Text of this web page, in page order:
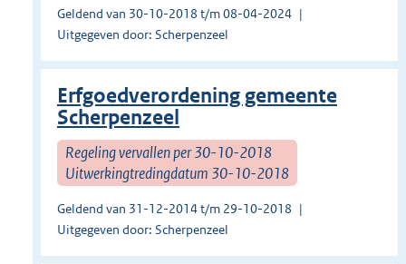
Geldend van 30-10-2018 t/m 08-04-2024
Uitgegeven door: Scherpenzeel
Erfgoedverordening gemeente
Scherpenzeel
Regeling vervallen per 30-10-2018
Uitwerkingtredingdatum 30-10-2018
Geldend van 31-12-2014 t/m 29-10-2018
Uitgegeven door: Scherpenzeel